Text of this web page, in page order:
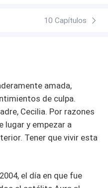
en la misma persona
10 Capítulos
amada,
de culpa.
Cecilia. Por razones
lugar y empezar a
Tener que vivir esta
el día en que fue